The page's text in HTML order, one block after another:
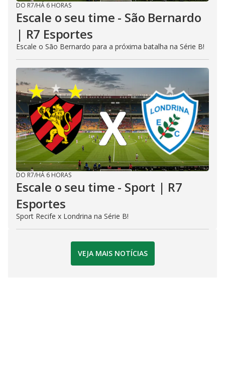
DO R7/HÁ 6 HORAS
Escale o seu time - São Bernardo
| R7 Esportes
Escale o São Bernardo para a próxima batalha na Série B!
DO R7/HÁ 6 HORAS
Escale o seu time - Sport | R7
Esportes
Sport Recife x Londrina na Série B!
VEJA MAIS NOTÍCIAS